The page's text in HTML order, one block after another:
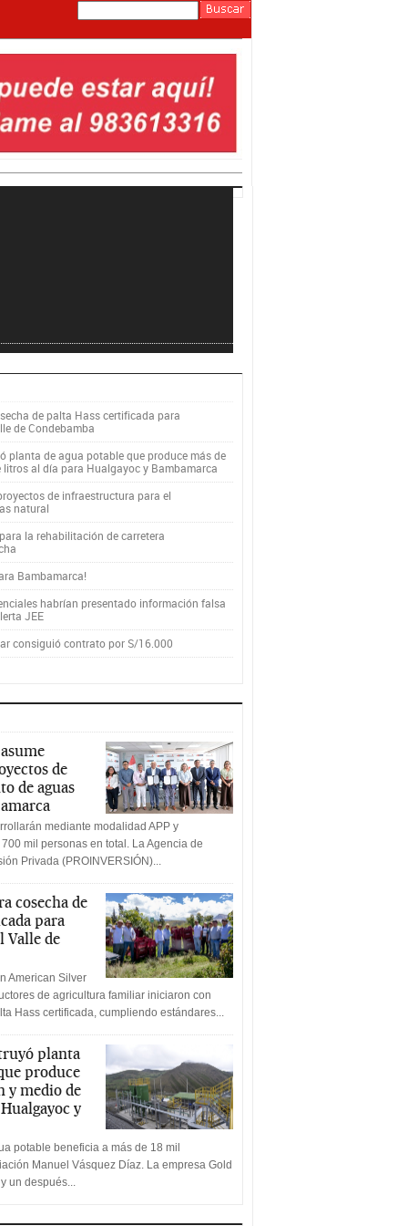
de palta Hass certificada para
de Condebamba
planta de agua potable que produce más de
litros al día para Hualgayoc y Bambamarca
de infraestructura para el
natural
la rehabilitación de carretera
Bambamarca!
habrían presentado información falsa
JEE
consiguió contrato por S/16.000
de
de aguas
mediante modalidad APP y
mil personas en total. La Agencia de
Privada (PROINVERSIÓN)...
cosecha de
para
Valle de
American Silver
de agricultura familiar iniciaron con
Hass certificada, cumpliendo estándares...
planta
produce
y medio de
y
potable beneficia a más de 18 mil
Manuel Vásquez Díaz. La empresa Gold
un después...